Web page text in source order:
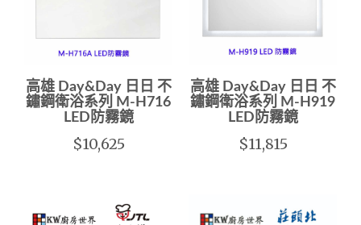
高雄 Day&Day 日日 不
鏽鋼衛浴系列 M-H716
LED防霧鏡
$10,625
高雄 Day&Day 日日 不
鏽鋼衛浴系列 M-H919
LED防霧鏡
$11,815